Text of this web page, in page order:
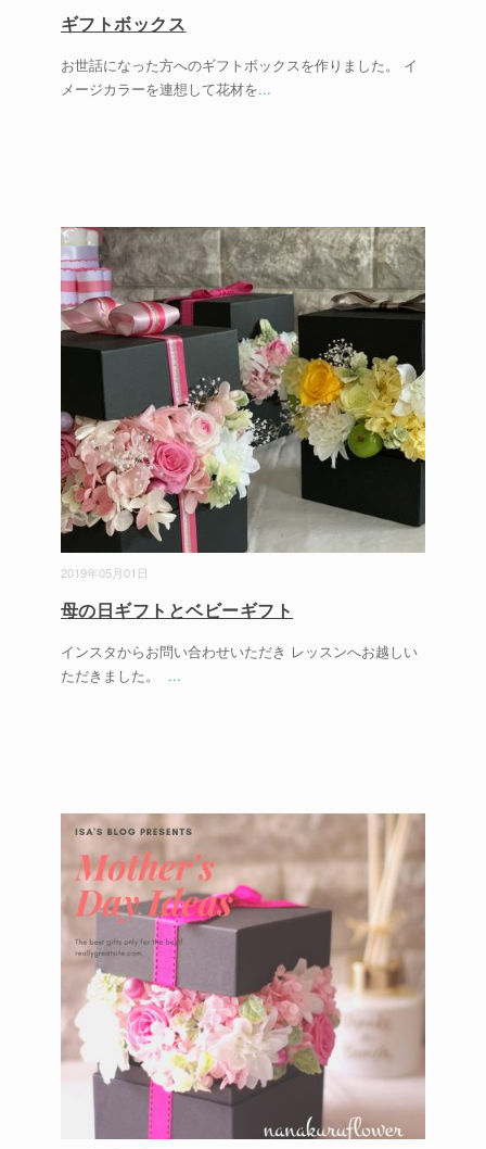
ギフトボックス
お世話になった方へのギフトボックスを作りました。 イ
メージカラーを連想して花材を...
2019年05月01日
母の日ギフトとベビーギフト
インスタからお問い合わせいただき レッスンへお越しい
ただきました。 ...